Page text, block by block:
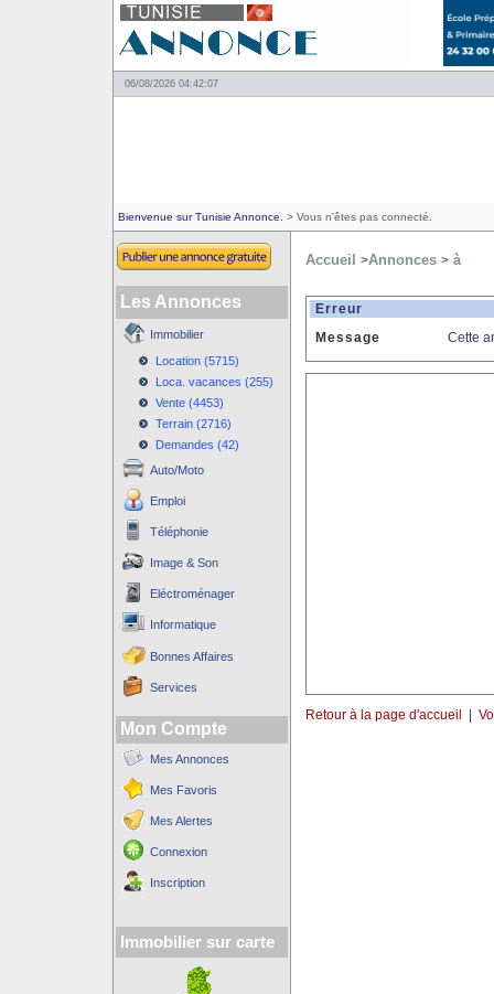
06/08/2026 04:42:07
Bienvenue sur Tunisie Annonce. > Vous n'êtes pas connecté.
Les Annonces
Immobilier
Location (5715)
Loca. vacances (255)
Vente (4453)
Terrain (2716)
Demandes (42)
Auto/Moto
Emploi
Téléphonie
Image & Son
Eléctroménager
Informatique
Bonnes Affaires
Services
Mon Compte
Mes Annonces
Mes Favoris
Mes Alertes
Connexion
Inscription
Immobilier sur carte
Accueil >Annonces >à
Erreur
Message
Cette
Retour à la page d'accueil